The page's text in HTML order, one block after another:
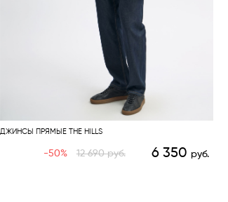
ДЖИНСЫ ПРЯМЫЕ THE HILLS
-50% 12 690руб. 6 350 руб.